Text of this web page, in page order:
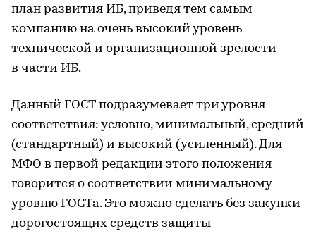
план развития ИБ, приведя тем самым
компанию на очень высокий уровень
технической и организационной зрелости
в части ИБ.
Данный ГОСТ подразумевает три уровня
соответствия: условно, минимальный, средний
(стандартный) и высокий (усиленный). Для
МФО в первой редакции этого положения
говорится о соответствии минимальному
уровню ГОСТа. Это можно сделать без закупки
дорогостоящих средств защиты